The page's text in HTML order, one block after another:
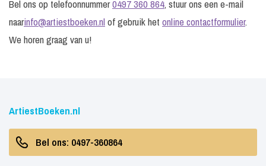
Bel ons op telefoonnummer0497 360 864, stuur ons een e-mail
naarinfo@artiestboeken.nlof gebruik het online contactformulier.
We horen graag van u!
ArtiestBoeken.nl
Bel ons: 0497-360864